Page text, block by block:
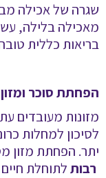
שגרה של אכילה
מאכילה בלילה,
בריאות כללית
הפחתת סוכר
מזונות מעובדים
לסיכון למחלות
יתר. הפחתת מזון
רבותלתוחלת